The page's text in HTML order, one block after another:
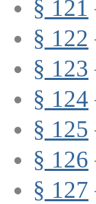
§ 121
§ 122
§ 123
§ 124
§ 125
§ 126
§ 127